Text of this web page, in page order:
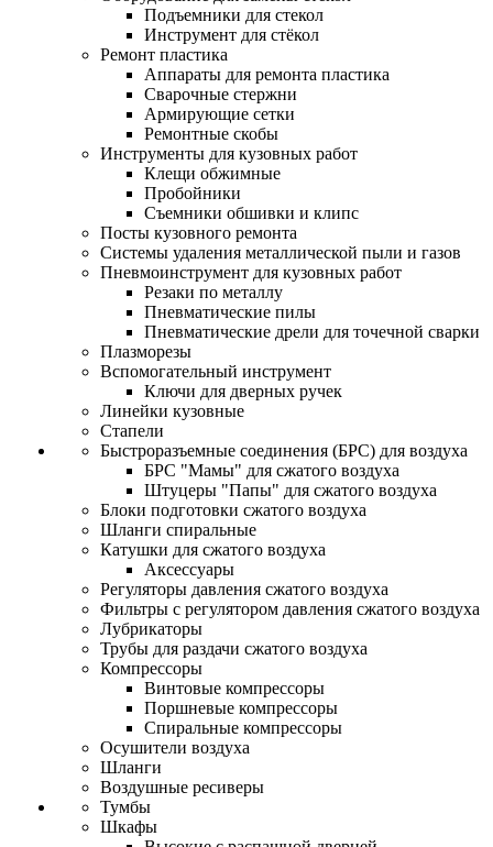
Подъемники для стекол
Инструмент для стёкол
Ремонт пластика
Аппараты для ремонта пластика
Сварочные стержни
Армирующие сетки
Ремонтные скобы
Инструменты для кузовных работ
Клещи обжимные
Пробойники
Съемники обшивки и клипс
Посты кузовного ремонта
Системы удаления металлической пыли и газов
Пневмоинструмент для кузовных работ
Резаки по металлу
Пневматические пилы
Пневматические дрели для точечной сварки
Плазморезы
Вспомогательный инструмент
Ключи для дверных ручек
Линейки кузовные
Стапели
Быстроразъемные соединения (БРС) для воздуха
БРС "Мамы" для сжатого воздуха
Штуцеры "Папы" для сжатого воздуха
Блоки подготовки сжатого воздуха
Шланги спиральные
Катушки для сжатого воздуха
Аксессуары
Регуляторы давления сжатого воздуха
Фильтры с регулятором давления сжатого воздуха
Лубрикаторы
Трубы для раздачи сжатого воздуха
Компрессоры
Винтовые компрессоры
Поршневые компрессоры
Спиральные компрессоры
Осушители воздуха
Шланги
Воздушные ресиверы
Тумбы
Шкафы